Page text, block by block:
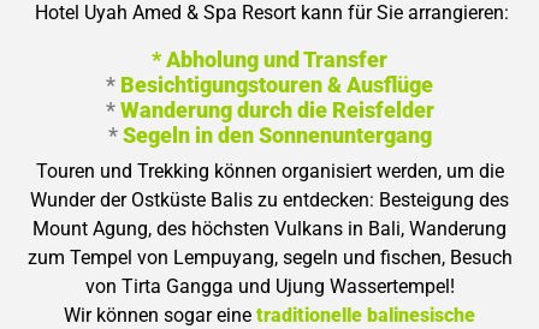
Hotel Uyah Amed & Spa Resort kann für Sie arrangieren:
* Abholung und Transfer
* Besichtigungstouren & Ausflüge
*Wanderung durch die Reisfelder
*Segeln in den Sonnenuntergang
Touren und Trekking können organisiert werden, um die
Wunder der Ostküste Balis zu entdecken: Besteigung des
Mount Agung, des höchsten Vulkans in Bali, Wanderung
zum Tempel von Lempuyang, segeln und fischen, Besuch
von Tirta Gangga und Ujung Wassertempel!
Wir können sogar eine traditionelle balinesische